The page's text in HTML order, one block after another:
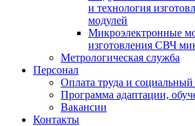
и технология
модулей
Микроэлектронные
изготовления СВЧ
Метрологическая служба
Персонал
Оплата труда и социальный
Программа адаптации,
Вакансии
Контакты